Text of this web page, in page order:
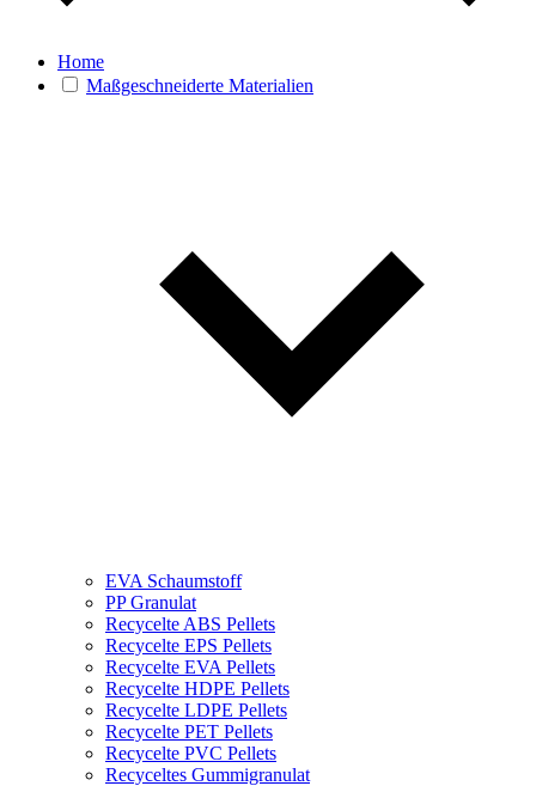
Home
Maßgeschneiderte Materialien
EVA Schaumstoff
PP Granulat
Recycelte ABS Pellets
Recycelte EPS Pellets
Recycelte EVA Pellets
Recycelte HDPE Pellets
Recycelte LDPE Pellets
Recycelte PET Pellets
Recycelte PVC Pellets
Recyceltes Gummigranulat